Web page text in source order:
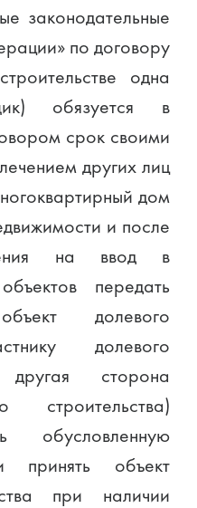
законодательные
по договору
одна
обязуется в
срок своими
других лиц
дом
и после
на ввод в
передать
долевого
долевого
сторона
строительства)
обусловленную
объект
при наличии